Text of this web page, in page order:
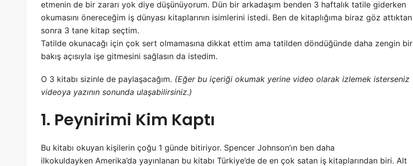
etmenin de bir zararı yok diye düşünüyorum. Dün bir arkadaşım benden 3 haftalık tatile giderken
okumasını önereceğim iş dünyası kitaplarının isimlerini istedi. Ben de kitaplığıma biraz göz attıktan
sonra 3 tane kitap seçtim.
Tatilde okunacağı için çok sert olmamasına dikkat ettim ama tatilden döndüğünde daha zengin bir
bakış açısıyla işe gitmesini sağlasın da istedim.
O 3 kitabı sizinle de paylaşacağım. (Eğer bu içeriği okumak yerine video olarak izlemek isterseniz
videoya yazının sonunda ulaşabilirsiniz.)
1. Peynirimi Kim Kaptı
Bu kitabı okuyan kişilerin çoğu 1 günde bitiriyor. Spencer Johnson’ın ben daha
ilkokuldayken Amerika’da yayınlanan bu kitabı Türkiye’de de en çok satan iş kitaplarından biri. Alt